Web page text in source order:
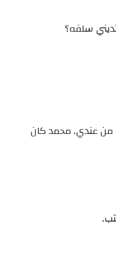
سلفه؟
من عندي. محمد كان